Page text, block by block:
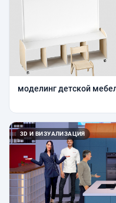
моделинг детской
3D И ВИЗУАЛИЗАЦИЯ